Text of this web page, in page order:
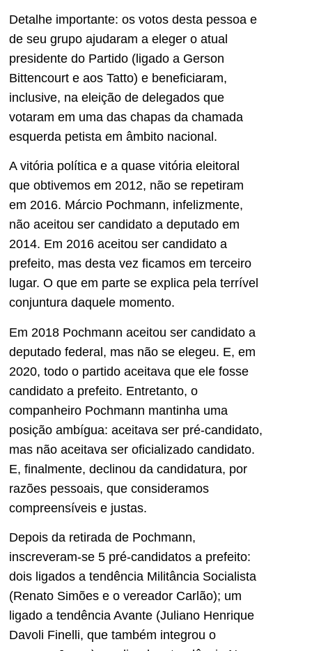
Detalhe importante: os votos desta pessoa e
de seu grupo ajudaram a eleger o atual
presidente do Partido (ligado a Gerson
Bittencourt e aos Tatto) e beneficiaram,
inclusive, na eleição de delegados que
votaram em uma das chapas da chamada
esquerda petista em âmbito nacional.
A vitória política e a quase vitória eleitoral
que obtivemos em 2012, não se repetiram
em 2016. Márcio Pochmann, infelizmente,
não aceitou ser candidato a deputado em
2014. Em 2016 aceitou ser candidato a
prefeito, mas desta vez ficamos em terceiro
lugar. O que em parte se explica pela terrível
conjuntura daquele momento.
Em 2018 Pochmann aceitou ser candidato a
deputado federal, mas não se elegeu. E, em
2020, todo o partido aceitava que ele fosse
candidato a prefeito. Entretanto, o
companheiro Pochmann mantinha uma
posição ambígua: aceitava ser pré-candidato,
mas não aceitava ser oficializado candidato.
E, finalmente, declinou da candidatura, por
razões pessoais, que consideramos
compreensíveis e justas.
Depois da retirada de Pochmann,
inscreveram-se 5 pré-candidatos a prefeito:
dois ligados a tendência Militância Socialista
(Renato Simões e o vereador Carlão); um
ligado a tendência Avante (Juliano Henrique
Davoli Finelli, que também integrou o